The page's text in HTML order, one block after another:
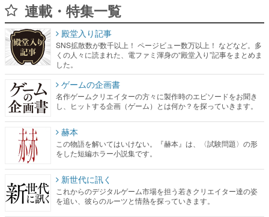
連載・特集一覧
殿堂入り記事
SNS拡散数が数千以上！ ページビュー数万以上！ などなど。多
くの人々に読まれた、電ファミ渾身の“殿堂入り”記事をまとめま
した。
ゲームの企画書
名作ゲームクリエイターの方々に製作時のエピソードをお聞き
し、ヒットする企画（ゲーム）とは何か？を探っていきます。
赫本
この物語を解いてはいけない。『赫本』は、〈試験問題〉の形
をした短編ホラー小説集です。
新世代に訊く
これからのデジタルゲーム市場を担う若きクリエイター達の姿
を追い、彼らのルーツと情熱を探っていきます。